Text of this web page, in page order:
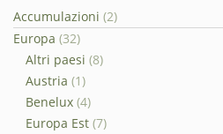
Accumulazioni (2)
Europa (32)
Altri paesi (8)
Austria (1)
Benelux (4)
Europa Est (7)